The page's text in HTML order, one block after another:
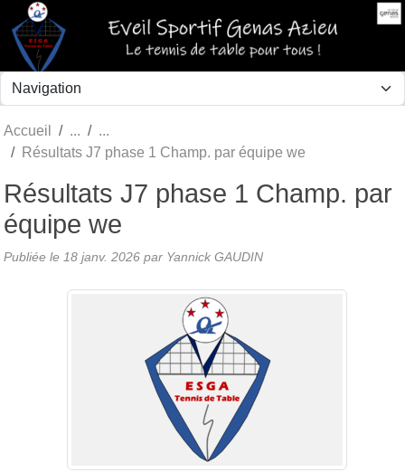
Accueil
Résultats J7 phase 1 Champ. par équipe we
Résultats J7 phase 1 Champ. par
équipe we
Publiée le 18 janv. 2026 par Yannick GAUDIN
Panneau de gestion des cookies